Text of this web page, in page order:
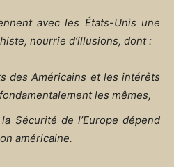
avec les États-Unis une
nourrie d’illusions, dont :
des Américains et les intérêts
les mêmes,
Sécurité de l’Europe dépend
américaine.